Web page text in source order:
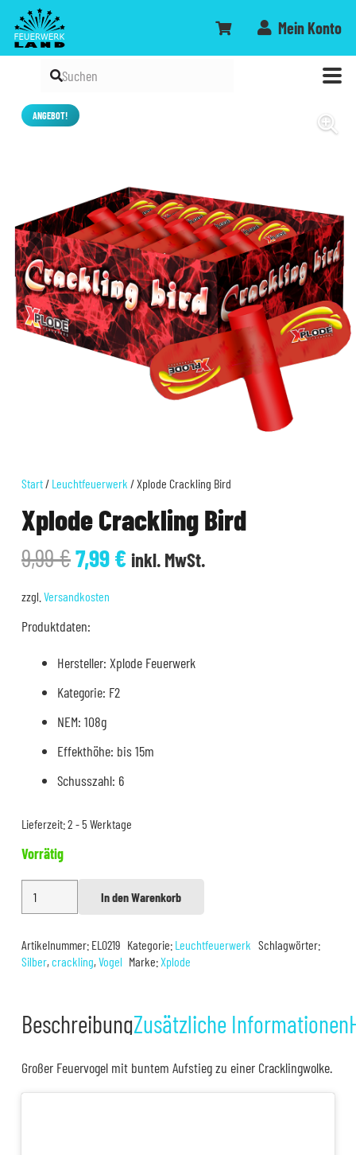
Mein Konto
ANGEBOT!
Start/ Leuchtfeuerwerk / Xplode Crackling Bird
Xplode Crackling Bird
9,99€Ursprünglicher
Preis
war:
9,99 €
7,99€Aktueller
inkl. MwSt.
zzgl. Versandkosten
Produktdaten:
Hersteller: Xplode Feuerwerk
Kategorie: F2
NEM: 108g
Effekthöhe: bis 15m
Schusszahl: 6
Lieferzeit:2 - 5 Werktage
Vorrätig
Xplode
Crackling
Menge
In den Warenkorb
Alternative:
Artikelnummer: EL0219 Kategorie: Leuchtfeuerwerk Schlagwörter:
Silber, crackling, Vogel Marke:Xplode
BeschreibungZusätzliche Informationen
Großer Feuervogel mit buntem Aufstieg zu einer Cracklingwolke.